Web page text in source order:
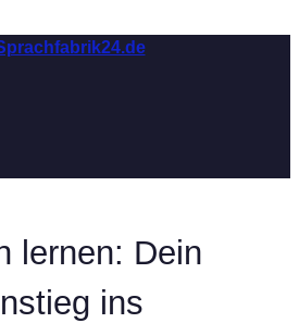
lernen: Dein
ins